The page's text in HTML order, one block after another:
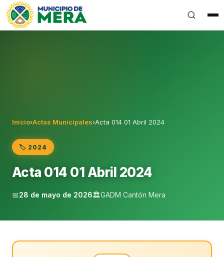
Gobierno Autónomo Descentralizado Municipal del
Inicio›Actas Municipales›Acta 014 01 Abril 2024
🏷️ 2024
Acta 014 01 Abril 2024
📅28 de mayo de 2026🏛️GADM Cantón Mera